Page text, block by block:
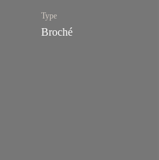
Type
Broché